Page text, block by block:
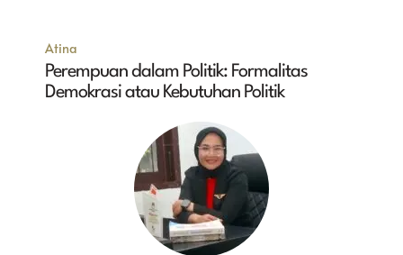
Atina
Perempuan dalam Politik: Formalitas
Demokrasi atau Kebutuhan Politik